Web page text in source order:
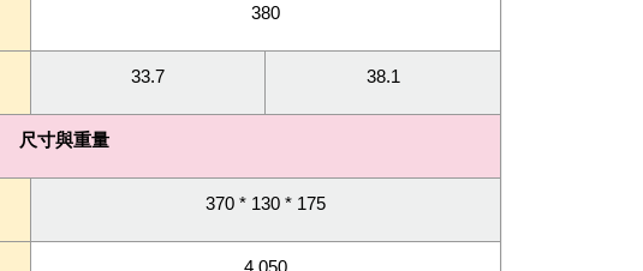
380
33.7 38.1
尺寸與重量
370 * 130 * 175
4,050